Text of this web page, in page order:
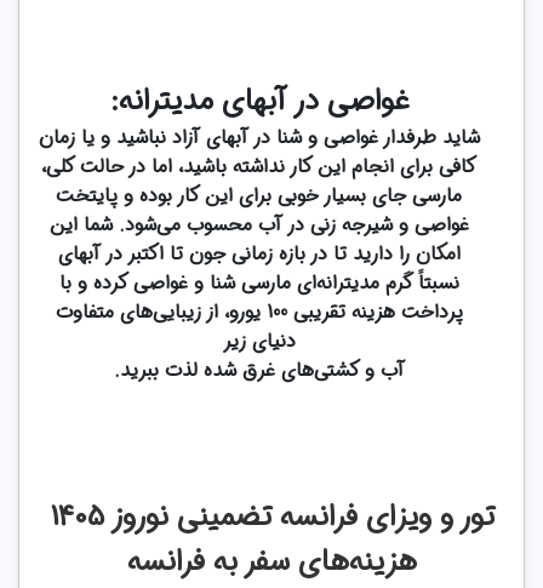
غواصی در آبهای مدیترانه:
شاید طرفدار غواصی و شنا در آبهای آزاد نباشید و یا زمان
کافی برای انجام این کار نداشته باشید، اما در حالت کلی،
مارسی جای بسیار خوبی برای این کار بوده و پایتخت
غواصی و شیرجه زنی در آب محسوب می‌شود. شما این
امکان را دارید تا در بازه زمانی جون تا اکتبر در آبهای
نسبتاً گرم مدیترانه‌ای مارسی شنا و غواصی کرده و با
پرداخت هزینه تقریبی 100 یورو، از زیبایی‌های متفاوت
دنیای زیر
آب و کشتی‌های غرق شده لذت ببرید.
تور و ویزای فرانسه تضمینی نوروز 1405
هزینه‌های سفر به فرانسه